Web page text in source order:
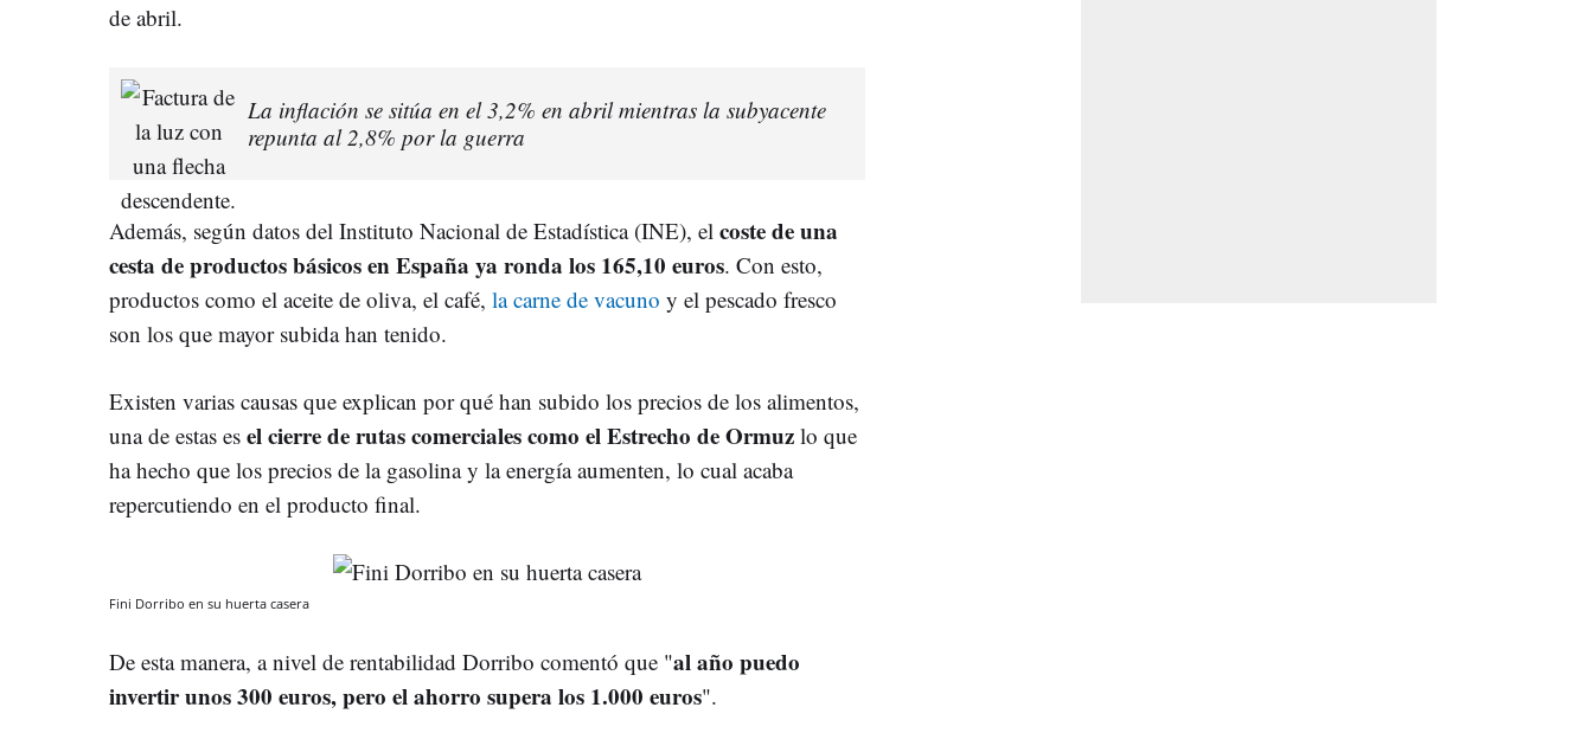
de abril.
La inflación se sitúa en el 3,2% en abril mientras la subyacente
repunta al 2,8% por la guerra
Además, según datos del Instituto Nacional de Estadística (INE), el coste de una
cesta de productos básicos en España ya ronda los 165,10 euros. Con esto,
productos como el aceite de oliva, el café, la carne de vacuno y el pescado fresco
son los que mayor subida han tenido.
Existen varias causas que explican por qué han subido los precios de los alimentos,
una de estas es el cierre de rutas comerciales como el Estrecho de Ormuz lo que
ha hecho que los precios de la gasolina y la energía aumenten, lo cual acaba
repercutiendo en el producto final.
Fini Dorribo en su huerta casera
De esta manera, a nivel de rentabilidad Dorribo comentó que "al año puedo
invertir unos 300 euros, pero el ahorro supera los 1.000 euros".